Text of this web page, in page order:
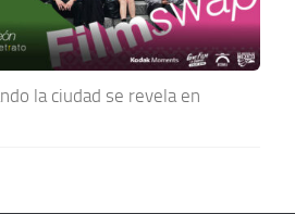
la ciudad se revela en